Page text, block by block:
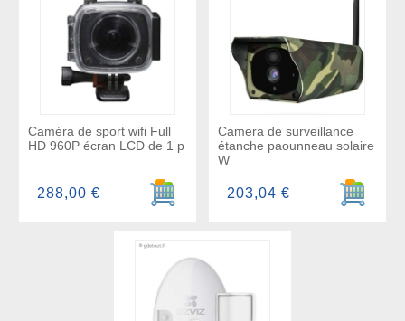
Caméra de sport wifi Full
HD 960P écran LCD de 1 p
Ajouter au panier
288,00 €
Camera de surveillance
étanche paounneau solaire
W
Ajouter
203,04 €